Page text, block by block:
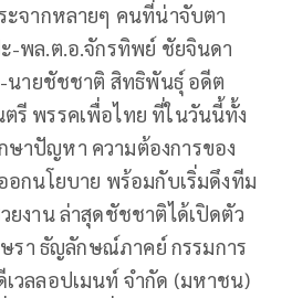
ะจากหลายๆ คนที่น่าจับตา
-พล.ต.อ.จักรทิพย์ ชัยจินดา
นายชัชชาติ สิทธิพันธุ์ อดีต
รี พรรคเพื่อไทย ที่ในวันนี้ทั้ง
ษาปัญหา ความต้องการของ
อกนโยบาย พร้อมกับเริ่มดึงทีม
ยงาน ล่าสุดชัชชาติได้เปิดตัว
รา ธัญลักษณ์ภาคย์ กรรมการ
วลลอปเมนท์ จำกัด (มหาชน)